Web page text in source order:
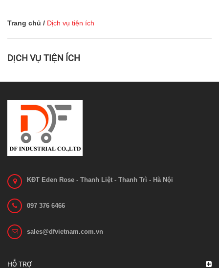
Trang chủ / Dịch vụ tiện ích
DỊCH VỤ TIỆN ÍCH
KĐT Eden Rose - Thanh Liệt - Thanh Trì - Hà Nội
097 376 6466
sales@dfvietnam.com.vn
HỖ TRỢ